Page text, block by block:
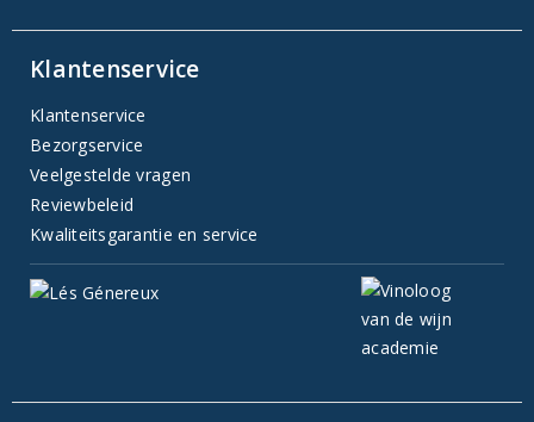
Klantenservice
Klantenservice
Bezorgservice
Veelgestelde vragen
Reviewbeleid
Kwaliteitsgarantie en service